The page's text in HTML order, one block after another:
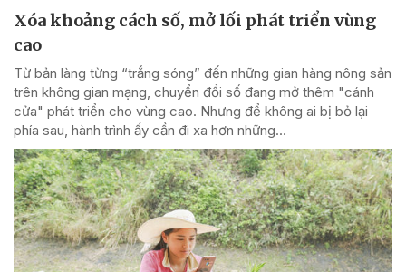
Xóa khoảng cách số, mở lối phát triển vùng
cao
Từ bản làng từng “trắng sóng” đến những gian hàng nông sản
trên không gian mạng, chuyển đổi số đang mở thêm "cánh
cửa" phát triển cho vùng cao. Nhưng để không ai bị bỏ lại
phía sau, hành trình ấy cần đi xa hơn những...